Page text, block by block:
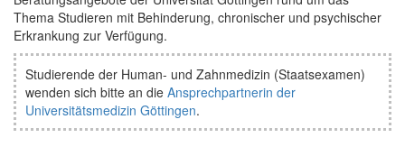
Thema Studieren mit Behinderung, chronischer und psychischer
Erkrankung zur Verfügung.
Studierende der Human- und Zahnmedizin (Staatsexamen)
wenden sich bitte an die Ansprechpartnerin der
Universitätsmedizin Göttingen.